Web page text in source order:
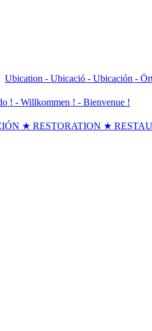
Ubication - Ubicació - Ubicación -
! - Willkommen ! - Bienvenue !
★ RESTORATION ★